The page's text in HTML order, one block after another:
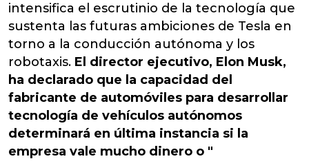
intensifica el escrutinio de la tecnología que
sustenta las futuras ambiciones de Tesla en
torno a la conducción autónoma y los
robotaxis. El director ejecutivo, Elon Musk,
ha declarado que la capacidad del
fabricante de automóviles para desarrollar
tecnología de vehículos autónomos
determinará en última instancia si la
empresa vale mucho dinero o "